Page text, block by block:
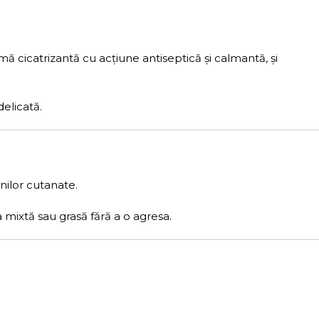
cicatrizantă cu acțiune antiseptică și calmantă, și
cutanate.
sau grasă fără a o agresa.